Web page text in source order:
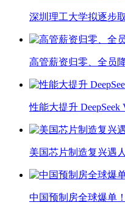
深圳理工大学拟逐步
高管薪资归零、全员
性能大提升
美国芯片制造复兴遇
中国预制房全球爆单